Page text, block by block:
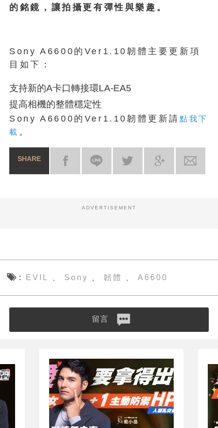
的銘鏡，讓拍攝更有彈性與樂趣。
Sony A6600的Ver1.10韌體主要更新項
目如下：
支持新的A卡口轉接環LA-EA5
提高相機的整體穩定性
Sony A6600的Ver1.10韌體更新請 點我下
載 。
SHARE
ADVERTISEMENT
EVIL Sony 韌體 A6600
留言